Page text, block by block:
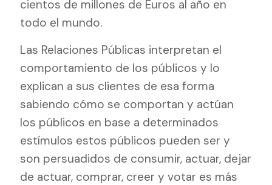
cientos de millones de Euros al año en
todo el mundo.
Las Relaciones Públicas interpretan el
comportamiento de los públicos y lo
explican a sus clientes de esa forma
sabiendo cómo se comportan y actúan
los públicos en base a determinados
estímulos estos públicos pueden ser y
son persuadidos de consumir, actuar, dejar
de actuar, comprar, creer y votar es más